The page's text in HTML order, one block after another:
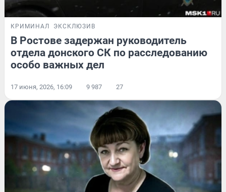
КРИМИНАЛ ЭКСКЛЮЗИВ
В Ростове задержан руководитель
отдела донского СК по расследованию
особо важных дел
17 июня, 2026, 16:09 9 987 27